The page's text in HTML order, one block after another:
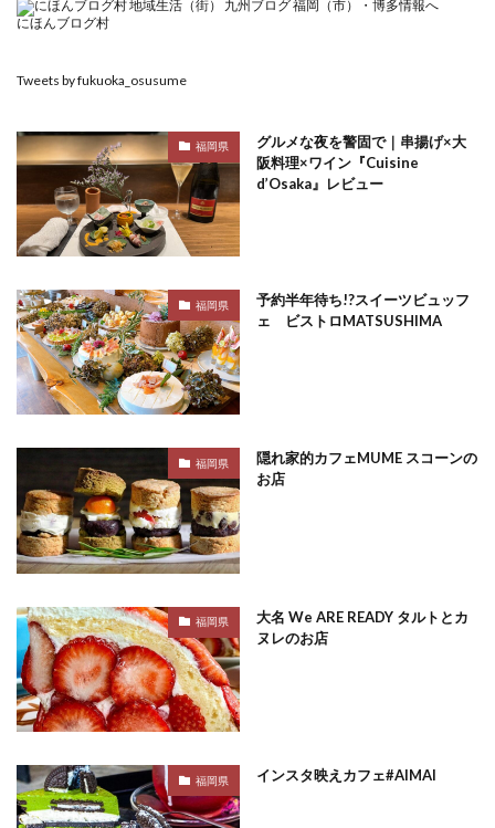
にほんブログ村
Tweets by fukuoka_osusume
福岡県
グルメな夜を警固で｜串揚げ×大
阪料理×ワイン『Cuisine
d’Osaka』レビュー
福岡県
予約半年待ち!?スイーツビュッフ
ェ ビストロMATSUSHIMA
福岡県
隠れ家的カフェMUME スコーンの
お店
福岡県
大名 We ARE READY タルトとカ
ヌレのお店
福岡県 インスタ映えカフェ#AIMAI